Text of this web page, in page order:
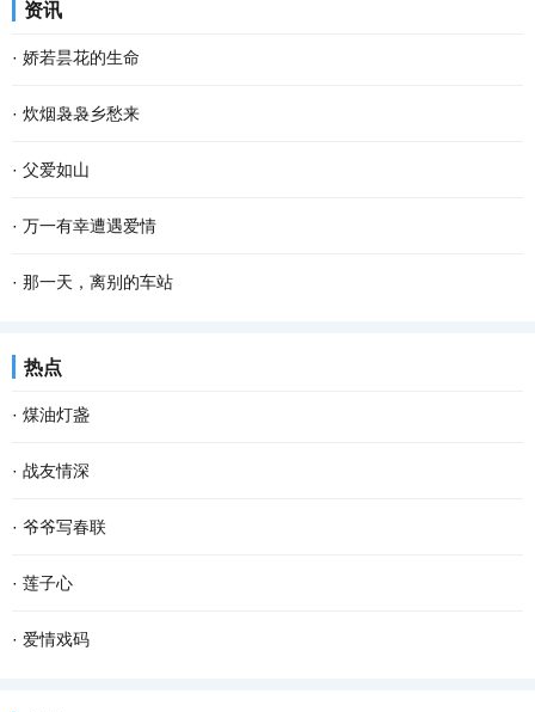
资讯
· 娇若昙花的生命
今早开门，我家的那只土黄色的小狗静静地平躺在马路的中间，它死
了。这个幼小的 快乐 的生命就这样消亡了，我的心忽然被揪住的感
觉。 对于这个小生命的到来，很是偶然。约两个...
· 炊烟袅袅乡愁来
在城里 生活 久了，我会觉得累，便到城郊漫步散心。忽然，看见农家
屋顶炊烟袅袅，久违之余，乡愁也就陡然升腾，渐渐浓烈起来。 “炊
烟是有灵性的，不信，你看嘛！”记得这是母...
· 父爱如山
“那是我小时侯，常坐在父亲肩头，父亲是那登天的梯，父亲是那拉车
的牛……”每当《父亲》这首歌在耳畔响起时，我的眼前就会浮现出父
· 万一有幸遭遇爱情
李银河和王小波是一对情侣。在我看来，他们是世纪佳侣。虽说他们
· 那一天，离别的车站
热点
· 煤油灯盏
一粒谷，溅满屋。 每当想起这句儿时常挂在嘴边的谜语，脑海里就会
不由地浮现这样的场景：柴火在土灶里呼呼燃烧，火舌自锅底窜出，
我们姐弟坐在宽板条凳上，烤火，添柴，叽叽喳...
· 战友情深
动车开动，我们一行向西，奔南京，会战友。我凝望窗外，楼宇滑
过……五十多年前，我们也是这样坐在火车上，看一一滑过的家乡景
物。 当年，我们是一群特殊的“小兵”，大多数十...
· 爷爷写春联
儿时的春节充满了乐趣，乡村里洋溢着浓郁的年味，这是我们美好的
记忆。过年的时候，除了穿上新衣服、吃着美味的菜肴和零食之外，
· 莲子心
一向不喜母亲的性格。 许是受了古代诗文的影响罢，我所 欣赏 的女
· 爱情戏码